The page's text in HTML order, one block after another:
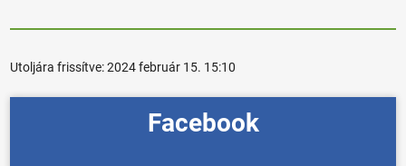
Utoljára frissítve:2024 február 15. 15:10
Facebook